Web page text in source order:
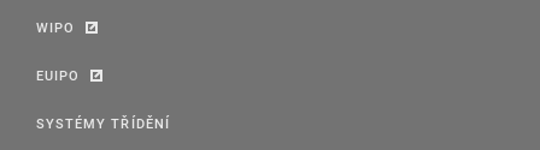
WIPO
EUIPO
SYSTÉMY TŘÍDĚNÍ